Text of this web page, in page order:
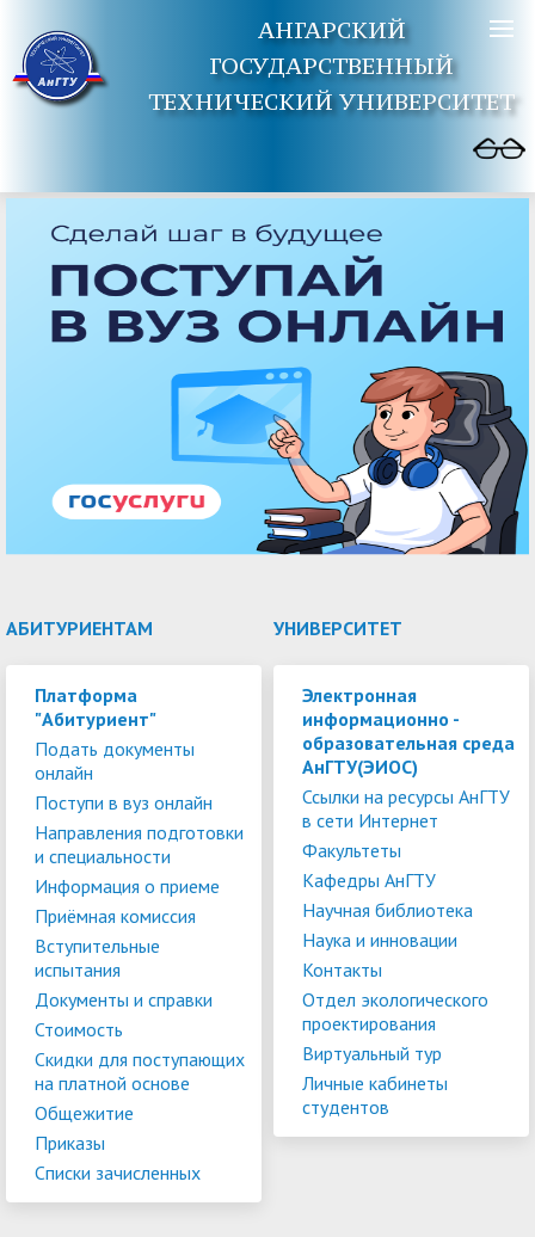
АНГАРСКИЙ
ГОСУДАРСТВЕННЫЙ
ТЕХНИЧЕСКИЙ УНИВЕРСИТЕТ
АБИТУРИЕНТАМ
Платформа
"Абитуриент"
Подать документы
онлайн
Поступи в вуз онлайн
Направления подготовки
и специальности
Информация о приеме
Приёмная комиссия
Вступительные
испытания
Документы и справки
Стоимость
Скидки для поступающих
на платной основе
Общежитие
Приказы
Списки зачисленных
УНИВЕРСИТЕТ
Электронная
информационно -
образовательная среда
АнГТУ(ЭИОС)
Ссылки на ресурсы АнГТУ
в сети Интернет
Факультеты
Кафедры АнГТУ
Научная библиотека
Наука и инновации
Контакты
Отдел экологического
проектирования
Виртуальный тур
Личные кабинеты
студентов